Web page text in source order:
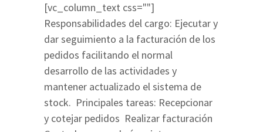
[vc_column_text css=""]
Responsabilidades del cargo: Ejecutar y
dar seguimiento a la facturación de los
pedidos facilitando el normal
desarrollo de las actividades y
mantener actualizado el sistema de
stock. Principales tareas: Recepcionar
y cotejar pedidos Realizar facturación